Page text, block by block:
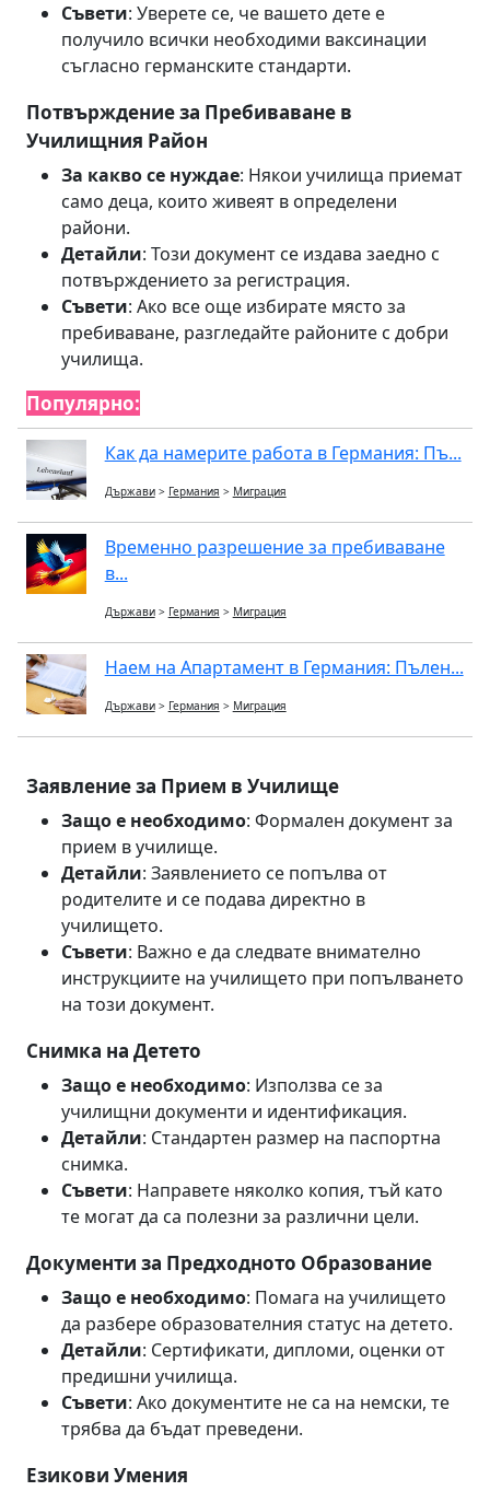
Съвети: Уверете се, че вашето дете е
получило всички необходими ваксинации
съгласно германските стандарти.
Потвърждение за Пребиваване в
Училищния Район
За какво се нуждае: Някои училища приемат
само деца, които живеят в определени
райони.
Детайли: Този документ се издава заедно с
потвърждението за регистрация.
Съвети: Ако все още избирате място за
пребиваване, разгледайте районите с добри
училища.
Популярно:
Как да намерите работа в Германия: Пъ...
Държави > Германия > Миграция
Временно разрешение за пребиваване
в...
Държави > Германия > Миграция
Наем на Апартамент в Германия: Пълен...
Държави > Германия > Миграция
Заявление за Прием в Училище
Защо е необходимо: Формален документ за
прием в училище.
Детайли: Заявлението се попълва от
родителите и се подава директно в
училището.
Съвети: Важно е да следвате внимателно
инструкциите на училището при попълването
на този документ.
Снимка на Детето
Защо е необходимо: Използва се за
училищни документи и идентификация.
Детайли: Стандартен размер на паспортна
снимка.
Съвети: Направете няколко копия, тъй като
те могат да са полезни за различни цели.
Документи за Предходното Образование
Защо е необходимо: Помага на училището
да разбере образователния статус на детето.
Детайли: Сертификати, дипломи, оценки от
предишни училища.
Съвети: Ако документите не са на немски, те
трябва да бъдат преведени.
Езикови Умения